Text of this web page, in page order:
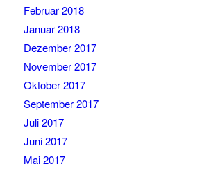
Februar 2018
Januar 2018
Dezember 2017
November 2017
Oktober 2017
September 2017
Juli 2017
Juni 2017
Mai 2017